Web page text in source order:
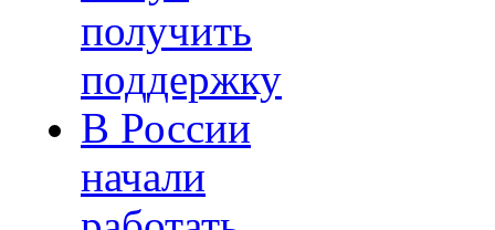
получить
поддержку
В России
начали